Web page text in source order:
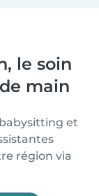
le soin
main
et
région via